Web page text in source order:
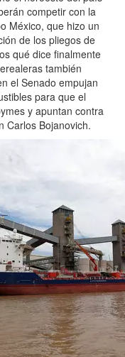
competir con la
México, que hizo un
de los pliegos de
qué dice finalmente
también
el Senado empujan
para que el
y apuntan contra
Carlos Bojanovich.